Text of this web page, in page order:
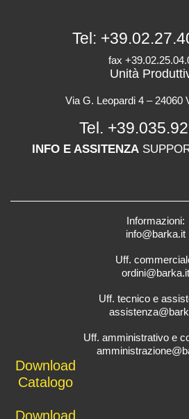
Tel:
fax
Unità
Via G. Leopardi 4 – 24060
Tel.
INFO E ASSITENZA
Informazioni:
info@barka.it
Uff.
ordini@barka.it
Uff. tecnico e
Uff. amministrativo e
Download
Catalogo
Download